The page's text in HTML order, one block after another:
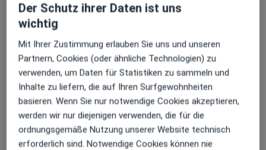
Allergie- & Schmerztherapie
Klassische Homöopathie
Phytotherapie
Hauptsächlich behandelte Krankheiten
Rückenschmerzen Migräne
Erschöpfung
Nackenschmerzen
Burnout +20
Konsultationsformate
PersönlichStandorte anzeigen (1)
Der Schutz ihrer Daten ist uns
wichtig
Mit Ihrer Zustimmung erlauben Sie uns und unseren
Partnern, Cookies (oder ähnliche Technologien) zu
verwenden, um Daten für Statistiken zu sammeln und
Inhalte zu liefern, die auf Ihren Surfgewohnheiten
basieren. Wenn Sie nur notwendige Cookies akzeptieren,
werden wir nur diejenigen verwenden, die für die
ordnungsgemäße Nutzung unserer Website technisch
erforderlich sind. Notwendige Cookies können nie